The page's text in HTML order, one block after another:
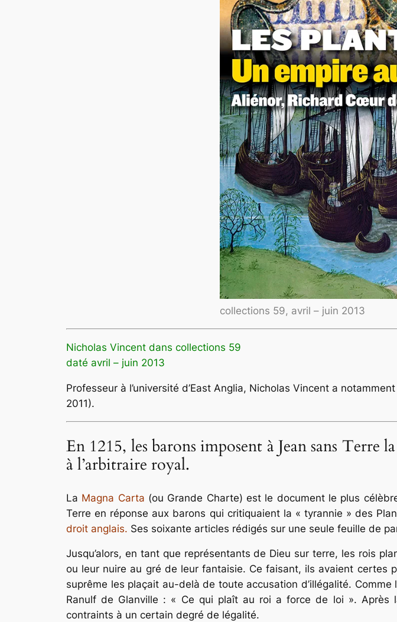
collections 59, avril – juin 2013
Nicholas Vincent dans collections 59
daté avril – juin 2013
Professeur à l’université d’East Anglia, Nicholas Vincent a
2011).
En 1215, les barons imposent à Jean sans Terre
à l’arbitraire royal.
La Magna Carta (ou Grande Charte) est le document le plus
Terre en réponse aux barons qui critiquaient la « tyrannie » des
droit anglais. Ses soixante articles rédigés sur une seule feuille de
Jusqu’alors, en tant que représentants de Dieu sur terre, les rois
ou leur nuire au gré de leur fantaisie. Ce faisant, ils avaient certes
suprême les plaçait au-delà de toute accusation d’illégalité.
Ranulf de Glanville : « Ce qui plaît au roi a force de loi ». Après
contraints à un certain degré de légalité.